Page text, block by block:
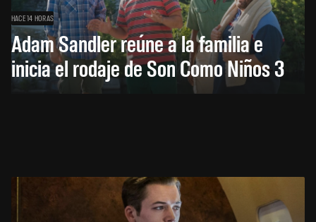
HACE 14 HORAS
Adam Sandler reúne a la familia e
inicia el rodaje de Son Como Niños 3